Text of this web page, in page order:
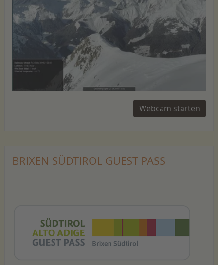
Webcam starten
BRIXEN SÜDTIROL GUEST PASS